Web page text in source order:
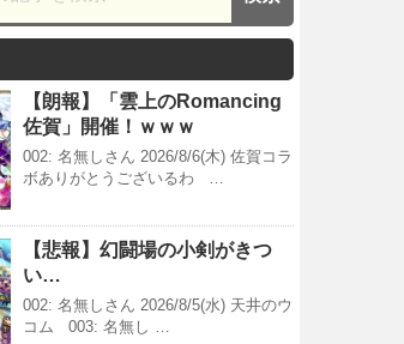
【朗報】「雲上のRomancing
佐賀」開催！ｗｗｗ
002: 名無しさん 2026/8/6(木) 佐賀コラ
ボありがとうございるわ …
【悲報】幻闘場の小剣がきつ
い…
002: 名無しさん 2026/8/5(水) 天井のウ
コム 003: 名無し …